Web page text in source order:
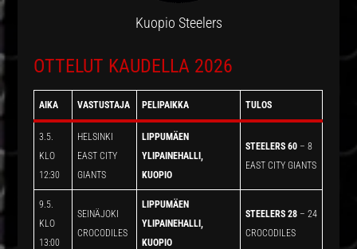
Kuopio Steelers
OTTELUT KAUDELLA 2026
AIKA VASTUSTAJA PELIPAIKKA TULOS
3.5.
KLO
12:30
HELSINKI
EAST CITY
GIANTS
LIPPUMÄEN
YLIPAINEHALLI,
KUOPIO
STEELERS 60 – 8
EAST CITY GIANTS
9.5.
KLO
13:00
SEINÄJOKI
CROCODILES
LIPPUMÄEN
YLIPAINEHALLI,
KUOPIO
STEELERS 28 – 24
CROCODILES